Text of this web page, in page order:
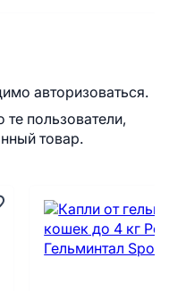
авторизоваться.
те пользователи,
товар.